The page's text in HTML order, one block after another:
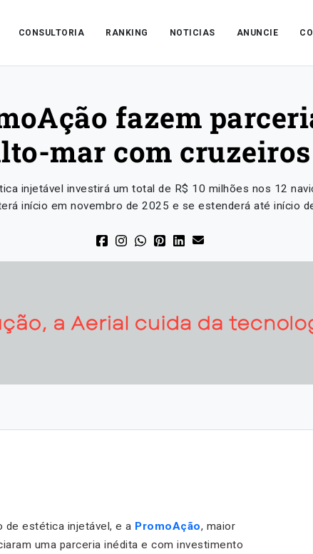
CONSULTORIA RANKING NOTICIAS ANUNCIE
fazem
mar com
injetável investirá um total de R$ 10 milhões nos 12
início em novembro de 2025 e se estenderá até início
de estética injetável, e a PromoAção, maior
uma parceria inédita e com investimento